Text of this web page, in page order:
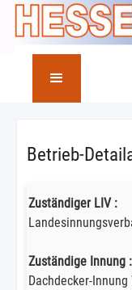
Betrieb-
Zuständiger LIV :
Zuständige Innung :
Dachdecker-